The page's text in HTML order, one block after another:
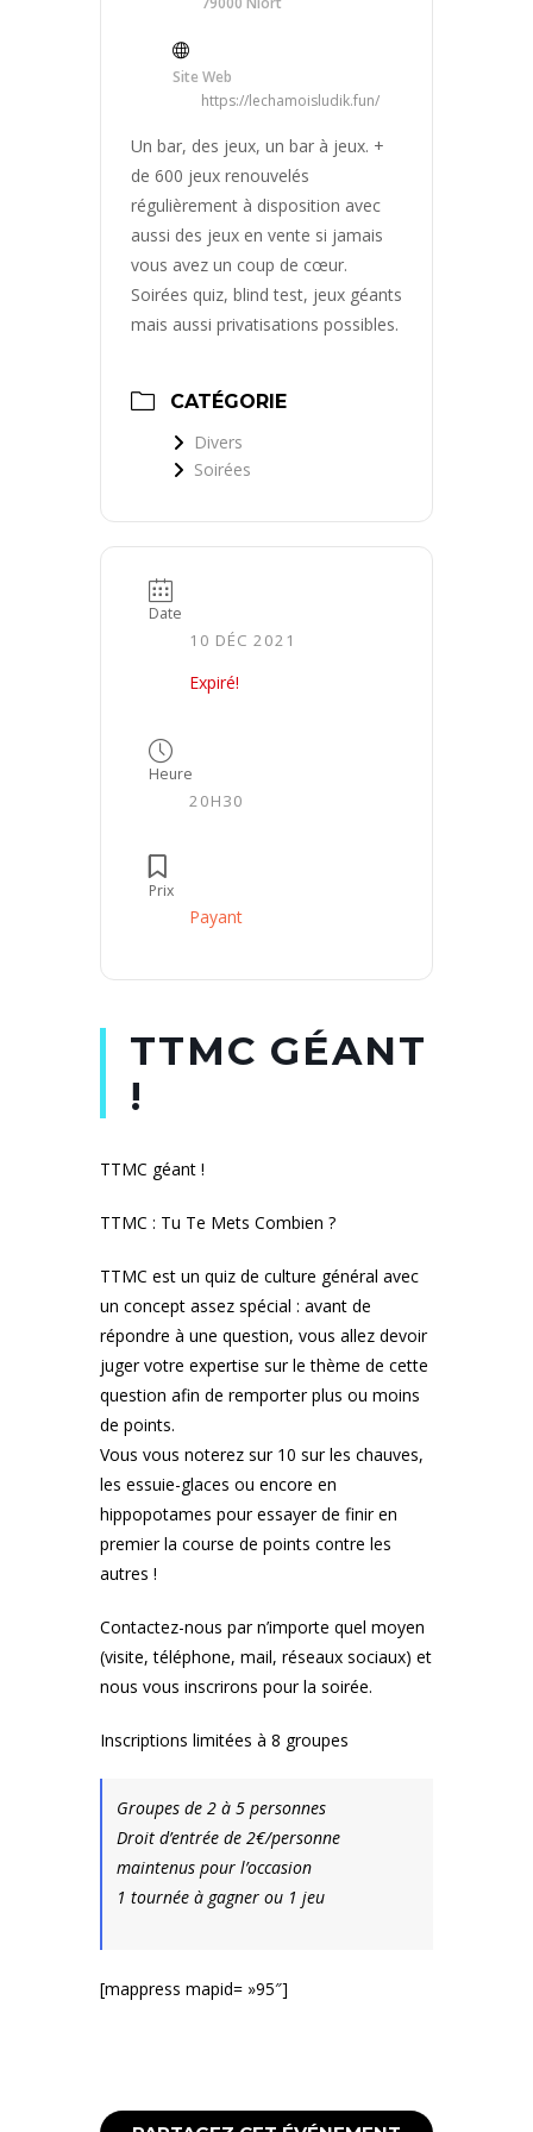
Site Web
https://lechamoisludik.fun/
Un bar, des jeux, un bar à jeux. +
de 600 jeux renouvelés
régulièrement à disposition avec
aussi des jeux en vente si jamais
vous avez un coup de cœur.
Soirées quiz, blind test, jeux géants
mais aussi privatisations possibles.
CATÉGORIE
Divers
Soirées
Date
10 DÉC 2021
Expiré!
Heure
20H30
Prix
Payant
TTMC GÉANT
!
TTMC géant !
TTMC : Tu Te Mets Combien ?
TTMC est un quiz de culture général avec
un concept assez spécial : avant de
répondre à une question, vous allez devoir
juger votre expertise sur le thème de cette
question afin de remporter plus ou moins
de points.
Vous vous noterez sur 10 sur les chauves,
les essuie-glaces ou encore en
hippopotames pour essayer de finir en
premier la course de points contre les
autres !
Contactez-nous par n’importe quel moyen
(visite, téléphone, mail, réseaux sociaux) et
nous vous inscrirons pour la soirée.
Inscriptions limitées à 8 groupes
Groupes de 2 à 5 personnes
Droit d’entrée de 2€/personne
maintenus pour l’occasion
1 tournée à gagner ou 1 jeu
[mappress mapid= »95″]